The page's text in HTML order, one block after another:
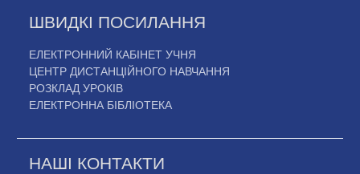
ШВИДКІ ПОСИЛАННЯ
ЕЛЕКТРОННИЙ КАБІНЕТ УЧНЯ
ЦЕНТР ДИСТАНЦІЙНОГО НАВЧАННЯ
РОЗКЛАД УРОКІВ
ЕЛЕКТРОННА БІБЛІОТЕКА
НАШІ КОНТАКТИ